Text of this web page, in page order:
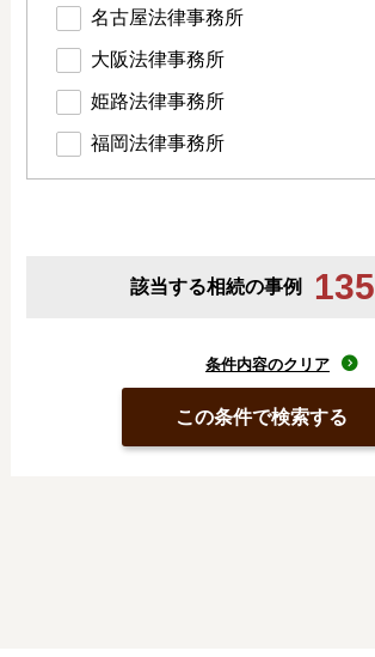
名古屋法律事務所
大阪法律事務所
姫路法律事務所
福岡法律事務所
該当する相続の事例 135
条件内容のクリア
この条件で検索する